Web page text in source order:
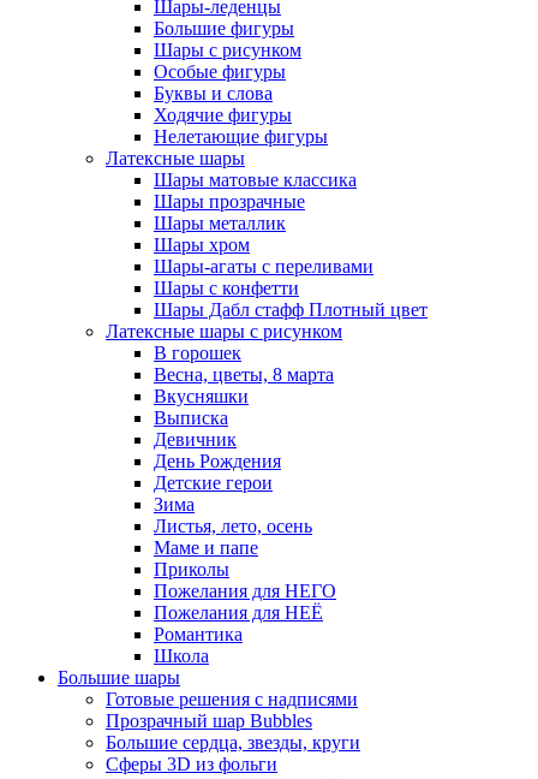
Шары-леденцы
Большие фигуры
Шары с рисунком
Особые фигуры
Буквы и слова
Ходячие фигуры
Нелетающие фигуры
Латексные шары
Шары матовые классика
Шары прозрачные
Шары металлик
Шары хром
Шары-агаты с переливами
Шары с конфетти
Шары Дабл стафф Плотный цвет
Латексные шары с рисунком
В горошек
Весна, цветы, 8 марта
Вкусняшки
Выписка
Девичник
День Рождения
Детские герои
Зима
Листья, лето, осень
Маме и папе
Приколы
Пожелания для НЕГО
Пожелания для НЕЁ
Романтика
Школа
Большие шары
Готовые решения с надписями
Прозрачный шар Bubbles
Большие сердца, звезды, круги
Сферы 3D из фольги